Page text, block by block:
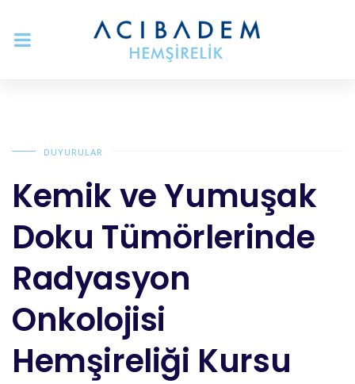
DUYURULAR
Kemik ve Yumuşak
Doku Tümörlerinde
Radyasyon
Onkolojisi
Hemşireliği Kursu